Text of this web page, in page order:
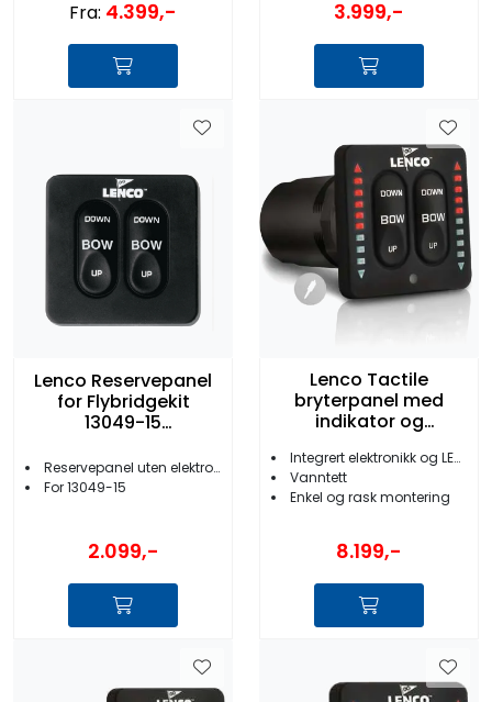
Fra: 4.399,- 3.999,-
Lenco Reservepanel
for Flybridgekit
13049-15
Reservepanel uten elektronikk
For 13049-15
2.099,-
Lenco Tactile
bryterpanel med
indikator og
Integrert elektronikk og LED-indikatorer
Vanntett
Enkel og rask montering
8.199,-